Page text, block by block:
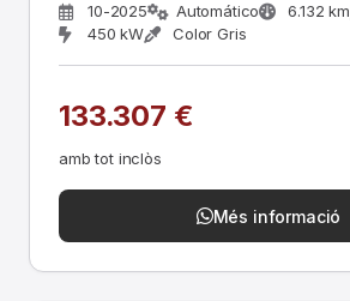
10-2025 Automático 6.132 km
450 kW
Color Gris
133.307 €
amb tot inclòs
Més informació